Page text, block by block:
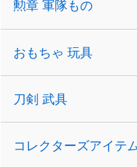
勲章 軍隊もの
おもちゃ 玩具
刀剣 武具
コレクターズアイテ